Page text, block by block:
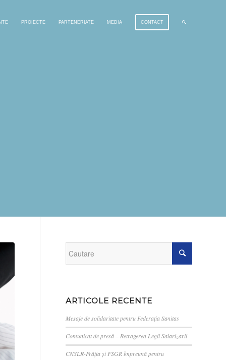
PROIECTE PARTENERIATE MEDIA CONTACT
ARTICOLE RECENTE
Mesaje de solidaritate pentru Federația Sanitas
Comunicat de presă – Retragerea Legii Salarizarii
CNSLR-Frăția și FSGR împreună pentru